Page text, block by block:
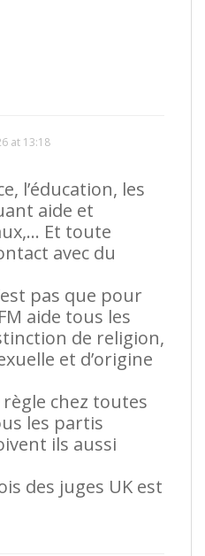
at 13:18
l’éducation, les
aide et
Et toute
avec du
pas que pour
aide tous les
de religion,
et d’origine
règle chez toutes
les partis
ils aussi
des juges UK est